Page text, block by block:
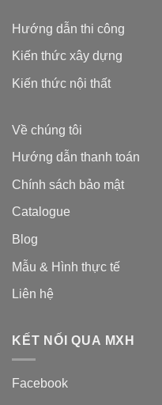
Hướng dẫn thi công
Kiến thức xây dựng
Kiến thức nội thất
Về chúng tôi
Hướng dẫn thanh toán
Chính sách bảo mật
Catalogue
Blog
Mẫu & Hình thực tế
Liên hệ
KẾT NỐI QUA MXH
Facebook